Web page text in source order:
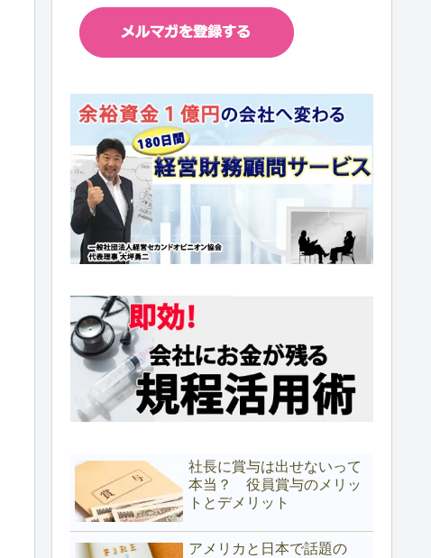
社長に賞与は出せないって
本当？ 役員賞与のメリッ
トとデメリット
アメリカと日本で話題の